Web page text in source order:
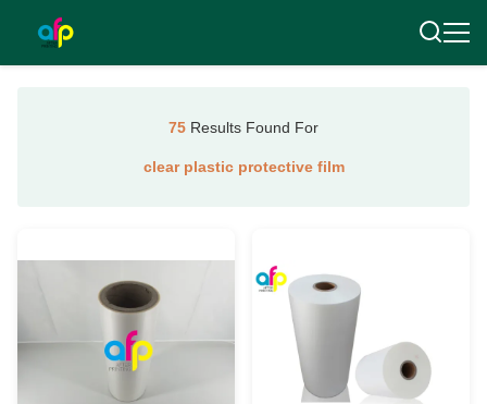
75 Results Found For
clear plastic protective film